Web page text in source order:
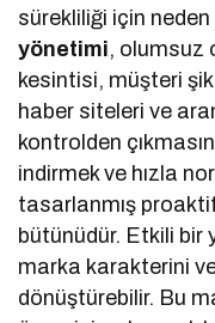
sürekliliği için
yönetimi, olumsuz
kesintisi, müşteri
haber siteleri ve
kontrolden
indirmek ve hızla
tasarlanmış
bütünüdür. Etkili bir
marka karakterini ve
dönüştürebilir. Bu